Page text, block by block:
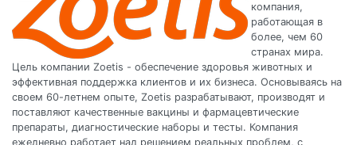
компания,
работающая в
более, чем 60
странах мира.
Цель компании Zoetis - обеспечение здоровья животных и
эффективная поддержка клиентов и их бизнеса. Основываясь на
своем 60-летнем опыте, Zoetis разрабатывают, производят и
поставляют качественные вакцины и фармацевтические
препараты, диагностические наборы и тесты. Компания
ежедневно работает над решением реальных проблем, с